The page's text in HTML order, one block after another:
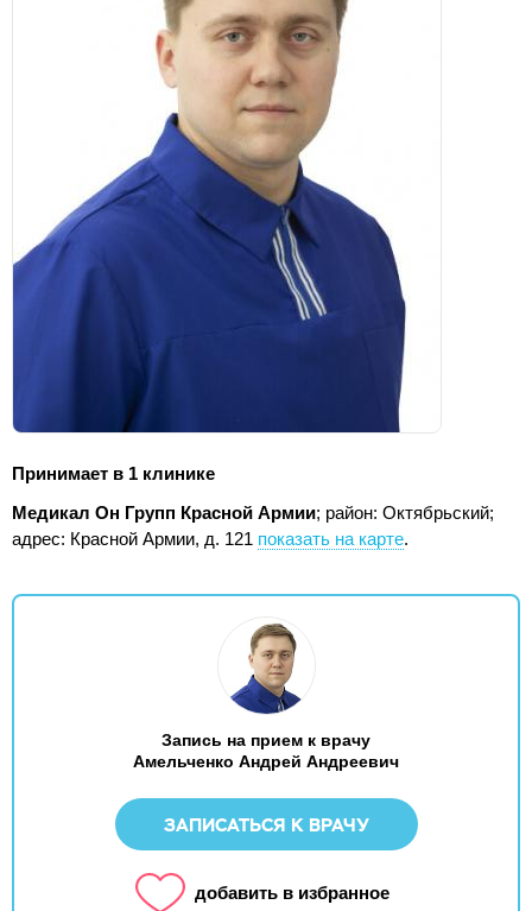
Принимает в 1 клинике
Медикал Он Групп Красной Армии; район: Октябрьский;
адрес: Красной Армии, д. 121 показать на карте.
Запись на прием к врачу
Амельченко Андрей Андреевич
ЗАПИСАТЬСЯ К ВРАЧУ
добавить в избранное